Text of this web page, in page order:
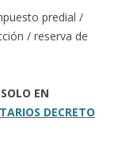
predial /
/ reserva de
EN
DECRETO